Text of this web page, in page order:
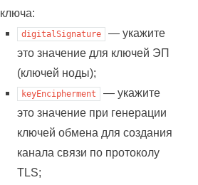
ключа:
digitalSignature
— укажите
это значение для ключей ЭП
(ключей ноды);
keyEncipherment
— укажите
это значение при генерации
ключей обмена для создания
канала связи по протоколу
TLS;